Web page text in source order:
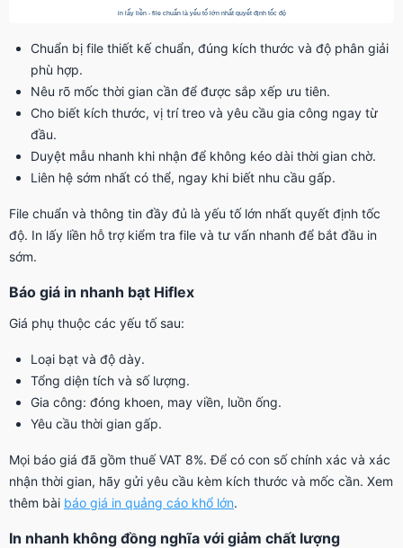
Chuẩn bị file thiết kế chuẩn, đúng kích thước và độ phân giải
phù hợp.
Nêu rõ mốc thời gian cần để được sắp xếp ưu tiên.
Cho biết kích thước, vị trí treo và yêu cầu gia công ngay từ
đầu.
Duyệt mẫu nhanh khi nhận để không kéo dài thời gian chờ.
Liên hệ sớm nhất có thể, ngay khi biết nhu cầu gấp.
File chuẩn và thông tin đầy đủ là yếu tố lớn nhất quyết định tốc
độ. In lấy liền hỗ trợ kiểm tra file và tư vấn nhanh để bắt đầu in
sớm.
Báo giá in nhanh bạt Hiflex
Giá phụ thuộc các yếu tố sau:
Loại bạt và độ dày.
Tổng diện tích và số lượng.
Gia công: đóng khoen, may viền, luồn ống.
Yêu cầu thời gian gấp.
Mọi báo giá đã gồm thuế VAT 8%. Để có con số chính xác và xác
nhận thời gian, hãy gửi yêu cầu kèm kích thước và mốc cần. Xem
thêm bài báo giá in quảng cáo khổ lớn.
In nhanh không đồng nghĩa với giảm chất lượng